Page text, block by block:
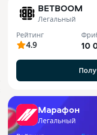
BETBOOM
Легальный
Рейтинг
4.9 10
Марафон
Легальный
.